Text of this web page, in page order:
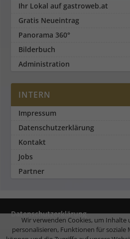
Ihr Lokal auf gastroweb.at
Gratis Neueintrag
Panorama 360°
Bilderbuch
Administration
INTERN
Impressum
Datenschutzerklärung
Kontakt
Jobs
Partner
Datenschutzerklärung
Wir verwenden Cookies, um Inhalte
personalisieren, Funktionen für soziale